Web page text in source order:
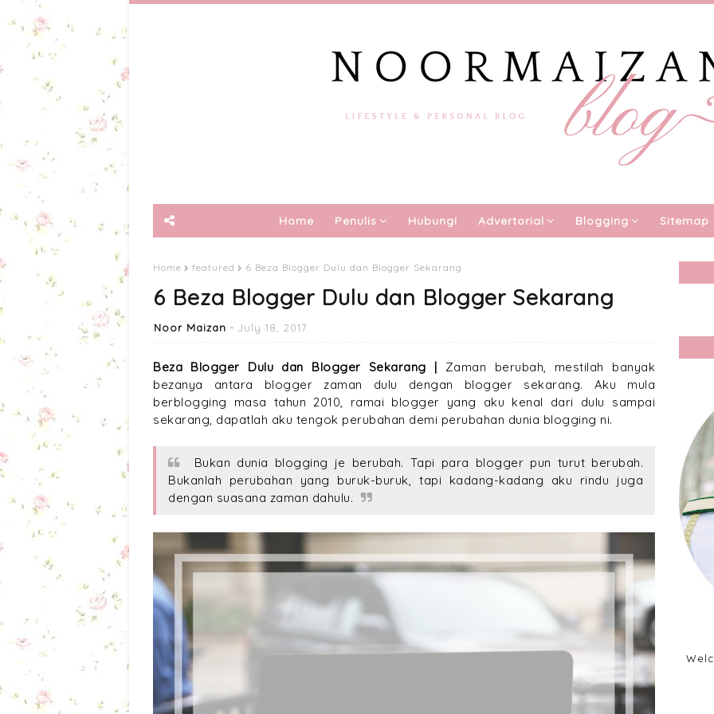
Home Penulis Hubungi Advertorial Blogging Sitemap
Home featured 6 Beza Blogger Dulu dan Blogger Sekarang
6 Beza Blogger Dulu dan Blogger Sekarang
Noor Maizan July 18, 2017
Beza Blogger Dulu dan Blogger Sekarang | Zaman berubah, mestilah banyak
bezanya antara blogger zaman dulu dengan blogger sekarang. Aku mula
berblogging masa tahun 2010, ramai blogger yang aku kenal dari dulu sampai
sekarang, dapatlah aku tengok perubahan demi perubahan dunia blogging ni.
Bukan dunia blogging je berubah. Tapi para blogger pun turut berubah.
Bukanlah perubahan yang buruk-buruk, tapi kadang-kadang aku rindu juga
dengan suasana zaman dahulu.